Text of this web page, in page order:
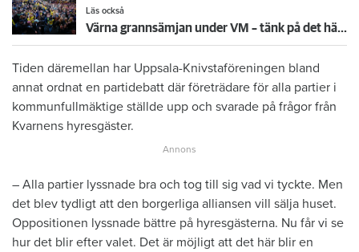
Läs också
Värna grannsämjan under VM – tänk på det här inför fortsatta nattmatcher
Tiden däremellan har Uppsala-Knivstaföreningen bland
annat ordnat en partidebatt där företrädare för alla partier i
kommunfullmäktige ställde upp och svarade på frågor från
Kvarnens hyresgäster.
– Alla partier lyssnade bra och tog till sig vad vi tyckte. Men
det blev tydligt att den borgerliga alliansen vill sälja huset.
Oppositionen lyssnade bättre på hyresgästerna. Nu får vi se
hur det blir efter valet. Det är möjligt att det här blir en